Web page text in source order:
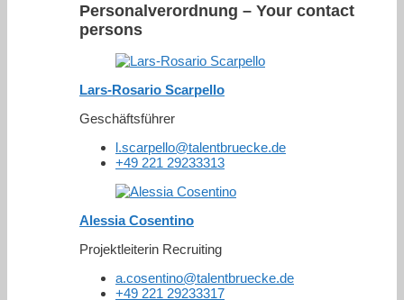
Personalverordnung – Your contact
persons
Lars-Rosario Scarpello
Geschäftsführer
l.scarpello@talentbruecke.de
+49 221 29233313
Alessia Cosentino
Projektleiterin Recruiting
a.cosentino@talentbruecke.de
+49 221 29233317